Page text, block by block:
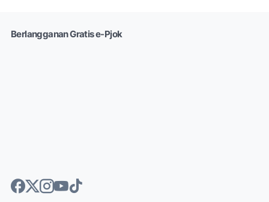
Berlangganan Gratis e-Pjok